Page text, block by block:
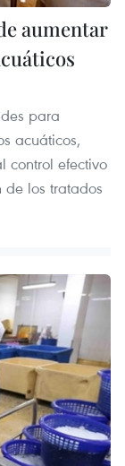
aumentar
para
acuáticos,
control efectivo
los tratados